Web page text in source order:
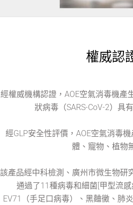
權威認
經權威機構認證，AOE空氣消毒機產
狀病毒（SARS-CoV-2）具
經GLP安全性評價，AOE空氣消毒
體、寵物、植物
該產品經中科檢測、廣州市微生物研
通過了11種病毒和細菌[甲型流
EV71（手足口病毒）、黑麯黴、肺